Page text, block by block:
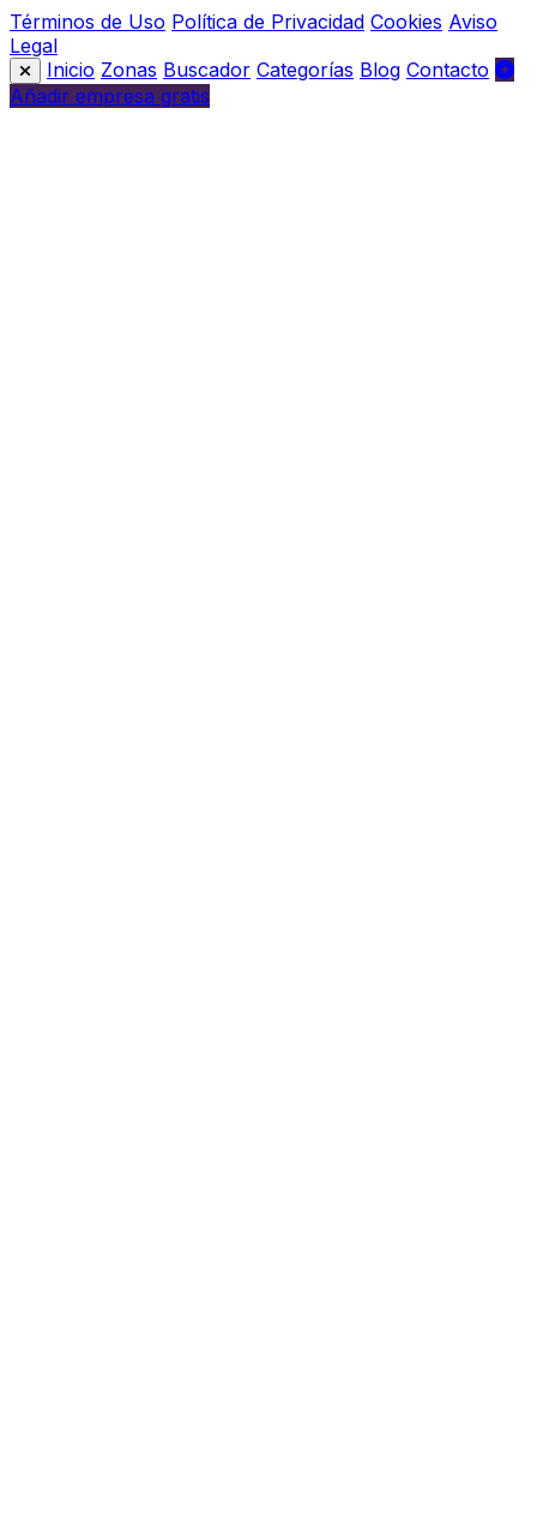
Términos de Uso Política de Privacidad Cookies Aviso
Legal
Inicio Zonas Buscador Categorías Blog Contacto
Añadir empresa gratis